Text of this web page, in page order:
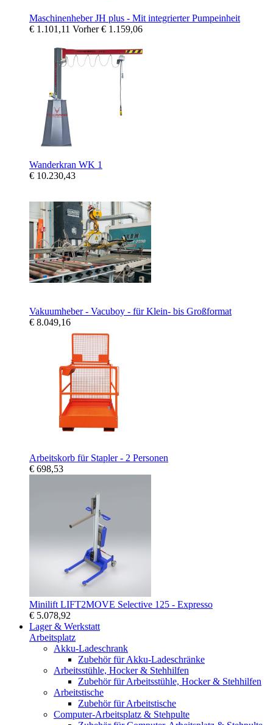
Maschinenheber JH plus - Mit integrierter Pumpeinheit
€ 1.101,11 Vorher€ 1.159,06
Wanderkran WK 1
€ 10.230,43
Vakuumheber - Vacuboy - für Klein- bis Großformat
€ 8.049,16
Arbeitskorb für Stapler - 2 Personen
€ 698,53
Minilift LIFT2MOVE Selective 125 - Expresso
€ 5.078,92
Lager & Werkstatt
Arbeitsplatz
Akku-Ladeschrank
Zubehör für Akku-Ladeschränke
Arbeitsstühle, Hocker & Stehhilfen
Zubehör für Arbeitsstühle, Hocker & Stehhilfen
Arbeitstische
Zubehör für Arbeitstische
Computer-Arbeitsplatz & Stehpulte